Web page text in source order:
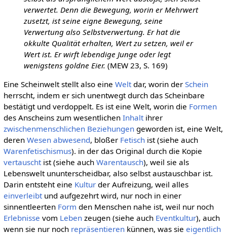
verwertet. Denn die Bewegung, worin er Mehrwert
zusetzt, ist seine eigne Bewegung, seine
Verwertung also Selbstverwertung. Er hat die
okkulte Qualität erhalten, Wert zu setzen, weil er
Wert ist. Er wirft lebendige Junge oder legt
wenigstens goldne Eier. (MEW 23, S. 169)
Eine Scheinwelt stellt also eine Weltdar, worin der Schein
herrscht, indem er sich unentwegt durch das Scheinbare
bestätigt und verdoppelt. Es ist eine Welt, worin die Formen
des Anscheins zum wesentlichen Inhaltihrer
zwischenmenschlichen Beziehungengeworden ist, eine Welt,
deren Wesen abwesend, bloßer Fetischist (siehe auch
Warenfetischismus). in der das Original durch die Kopie
vertauschtist (siehe auch Warentausch), weil sie als
Lebenswelt ununterscheidbar, also selbst austauschbar ist.
Darin entsteht eine Kulturder Aufreizung, weil alles
einverleibtund aufgezehrt wird, nur noch in einer
sinnentleerten Form den Menschen nahe ist, weil nur noch
Erlebnisse vom Lebenzeugen (siehe auch Eventkultur), auch
wenn sie nur noch repräsentierenkünnen, was sie eigentlich